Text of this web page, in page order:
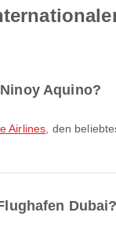
Aquino?
Airlines , den
Dubai?